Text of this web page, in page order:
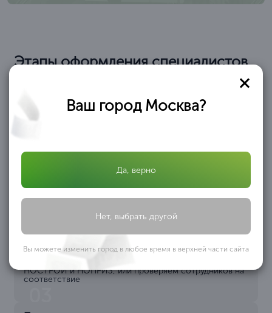
Этапы оформления специалистов
Заявка
Подача заявки на сайте компании ЦентрКонсалт или
01
Подбор специалистов
Мы предоставляем из базы более 1140 готовых
НОСТРОЙ и НОПРИЗ, или проверяем сотрудников на
соответствие
Ваш город Москва?
Да, верно
Нет, выбрать другой
Вы можете изменить город в любое время в верхней части сайта